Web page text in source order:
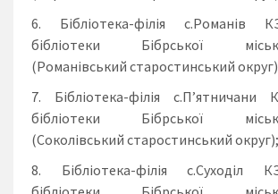
Бібліотека-філія с.Романів
бібліотеки Бібрської
(Романівський старостинський
Бібліотека-філія с.П’ятничани
бібліотеки Бібрської
(Соколівський старостинський округ);
Бібліотека-філія с.Суходіл